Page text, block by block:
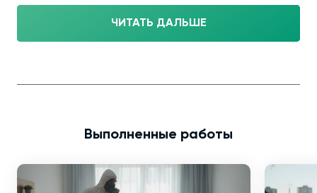
ЧИТАТЬ ДАЛЬШЕ
Выполненные работы